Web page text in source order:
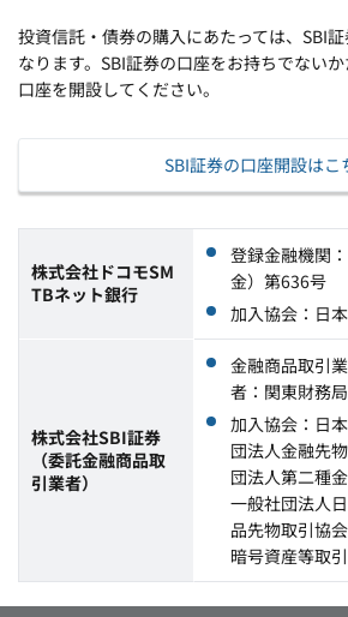
投資信託・債券の購入にあたっては、SBI
なります。SBI証券の口座をお持ちでない
口座を開設してください。
SBI証券の口座開設はこ
株式会社ドコモSM
TBネット銀行
登録金融機関
金）第636号
加入協会：日
株式会社SBI証券
（委託金融商品取
引業者）
金融商品取引
者：関東財務
加入協会：日
団法人金融先
団法人第二種
一般社団法人
品先物取引協
暗号資産等取